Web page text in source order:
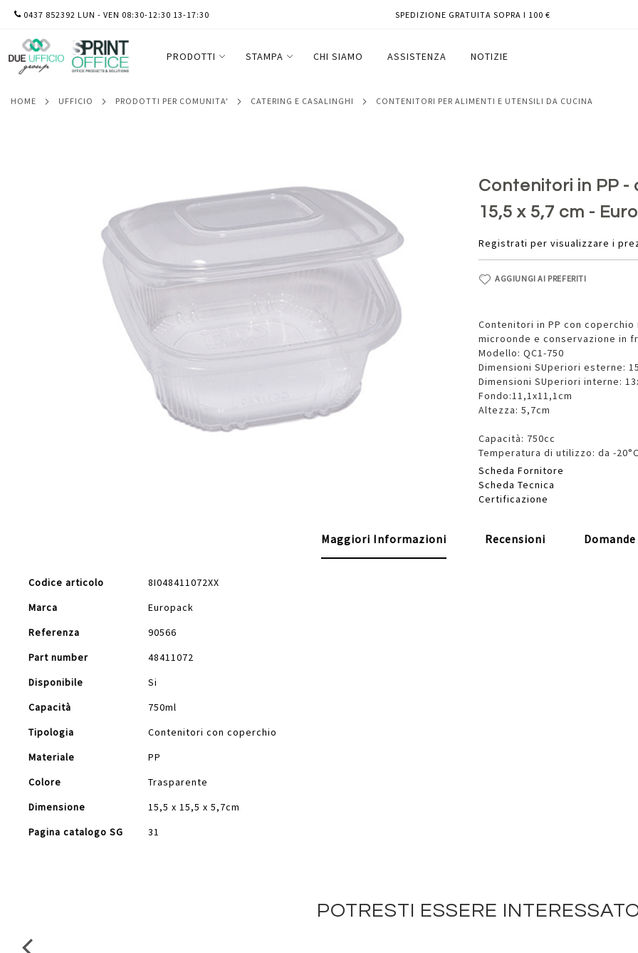
SALTA
CONTENUTO
0437 852392 LUN - VEN 08:30-12:30 13-17:30 SPEDIZIONE GRATUITA SOPRA I 100 €
PRODOTTI STAMPA CHI SIAMO ASSISTENZA NOTIZIE
HOME UFFICIO PRODOTTI PER COMUNITA' CATERING E CASALINGHI CONTENITORI PER ALIMENTI E UTENSILI DA CUCINA
Contenitori in PP
15,5 x 5,7 cm -
Registrati per visualizzare i
AGGIUNGI AI PREFERITI
Contenitori in PP con
microonde e conservazione in
Modello: QC1-750
Dimensioni SUperiori esterne:
Dimensioni SUperiori interne:
Fondo:11,1x11,1cm
Altezza: 5,7cm
Capacità: 750cc
Temperatura di utilizzo: da -
Scheda Fornitore
Scheda Tecnica
Certificazione
immagini
Maggiori Informazioni
Maggiori
Codice articolo
8I048411072XX
Marca
Europack
Referenza
90566
Part number
48411072
Disponibile
Si
Capacità
750ml
Tipologia
Contenitori con coperchio
Materiale
PP
Colore
Trasparente
Dimensione
15,5 x 15,5 x 5,7cm
Pagina catalogo SG
31
Recensioni Domande
POTRESTI ESSERE
Contenitori in PP - con coperchio incernierato - 15,5 x 15,5 x 5,7 cm - Europack
- conf. 50 pezzi